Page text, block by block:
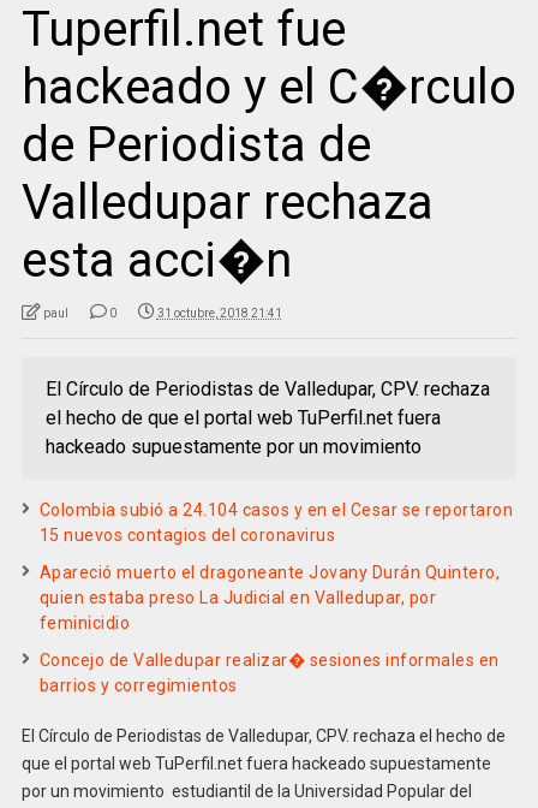
Tuperfil.net fue
hackeado y el C�rculo
de Periodista de
Valledupar rechaza
esta acci�n
paul 0 31 octubre, 2018 21:41
El Círculo de Periodistas de Valledupar, CPV. rechaza
el hecho de que el portal web TuPerfil.net fuera
hackeado supuestamente por un movimiento
Colombia subió a 24.104 casos y en el Cesar se reportaron
15 nuevos contagios del coronavirus
Apareció muerto el dragoneante Jovany Durán Quintero,
quien estaba preso La Judicial en Valledupar, por
feminicidio
Concejo de Valledupar realizar� sesiones informales en
barrios y corregimientos
El Círculo de Periodistas de Valledupar, CPV. rechaza el hecho de
que el portal web TuPerfil.net fuera hackeado supuestamente
por un movimiento estudiantil de la Universidad Popular del